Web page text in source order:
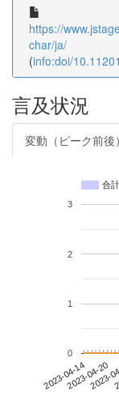
https://
char/ja/
(info:doi/
言及状況
変動（ピーク前後）
合計
2023-04-142023-04-20
2023-
0
1
2
3